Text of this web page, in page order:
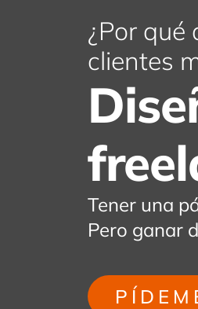
¿Por
clientes
Tener una
Pero ganar